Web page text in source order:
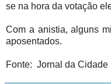
se na hora da votação
Com a anistia, alguns
aposentados.
Fonte: Jornal da Cidade